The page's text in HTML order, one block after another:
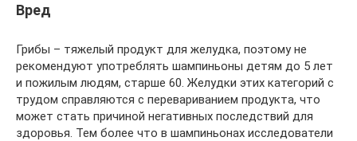
Вред
Грибы – тяжелый продукт для желудка, поэтому не
рекомендуют употреблять шампиньоны детям до 5 лет
и пожилым людям, старше 60. Желудки этих категорий с
трудом справляются с перевариванием продукта, что
может стать причиной негативных последствий для
здоровья. Тем более что в шампиньонах исследователи